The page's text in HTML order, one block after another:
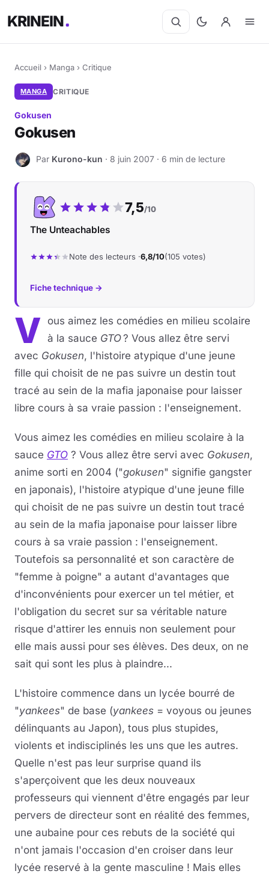
KRINEIN
Accueil › Manga › Critique
MANGA CRITIQUE
Gokusen
Gokusen
K Par Kurono-kun · 8 juin 2007 · 6 min de lecture
Notre note :
7,5/10
The Unteachables
Note des lecteurs ·6,8/10(105 votes)
Fiche technique →
V
ous aimez les comédies en milieu scolaire
à la sauce GTO? Vous allez être servi
avec Gokusen, l'histoire atypique d'une jeune
fille qui choisit de ne pas suivre un destin tout
tracé au sein de la mafia japonaise pour laisser
libre cours à sa vraie passion : l'enseignement.
Vous aimez les comédies en milieu scolaire à la
sauce GTO ? Vous allez être servi avec Gokusen,
anime sorti en 2004 ("gokusen" signifie gangster
en japonais), l'histoire atypique d'une jeune fille
qui choisit de ne pas suivre un destin tout tracé
au sein de la mafia japonaise pour laisser libre
cours à sa vraie passion : l'enseignement.
Toutefois sa personnalité et son caractère de
"femme à poigne" a autant d'avantages que
d'inconvénients pour exercer un tel métier, et
l'obligation du secret sur sa véritable nature
risque d'attirer les ennuis non seulement pour
elle mais aussi pour ses élèves. Des deux, on ne
sait qui sont les plus à plaindre...
L'histoire commence dans un lycée bourré de
"yankees" de base (yankees = voyous ou jeunes
délinquants au Japon), tous plus stupides,
violents et indisciplinés les uns que les autres.
Quelle n'est pas leur surprise quand ils
s'aperçoivent que les deux nouveaux
professeurs qui viennent d'être engagés par leur
pervers de directeur sont en réalité des femmes,
une aubaine pour ces rebuts de la société qui
n'ont jamais l'occasion d'en croiser dans leur
lycée reservé à la gente masculine ! Mais elles